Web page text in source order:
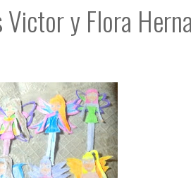
y Flora